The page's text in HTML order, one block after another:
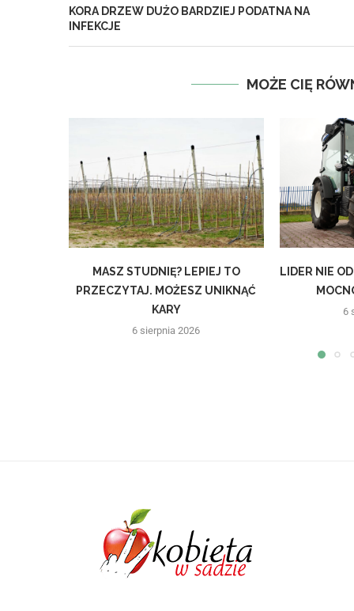
KORA DRZEW DUŻO BARDZIEJ PODATNA NA
INFEKCJE
MOŻE CIĘ
MASZ STUDNIĘ? LEPIEJ TO
PRZECZYTAJ. MOŻESZ UNIKNĄĆ
KARY
6 sierpnia 2026
LIDER NIE
6